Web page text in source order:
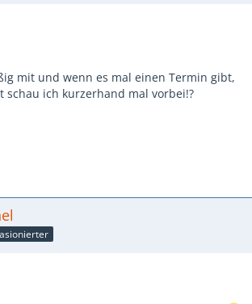
mit und wenn es mal einen Termin gibt,
schau ich kurzerhand mal vorbei!?